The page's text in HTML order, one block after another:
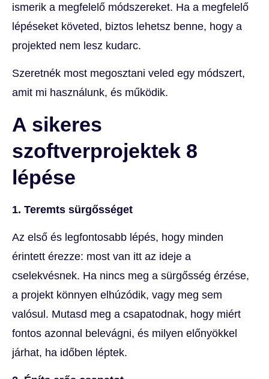
ismerik a megfelelő módszereket. Ha a megfelelő
lépéseket követed, biztos lehetsz benne, hogy a
projekted nem lesz kudarc.
Szeretnék most megosztani veled egy módszert,
amit mi használunk, és működik.
A sikeres
szoftverprojektek 8
lépése
1. Teremts sürgősséget
Az első és legfontosabb lépés, hogy minden
érintett érezze: most van itt az ideje a
cselekvésnek. Ha nincs meg a sürgősség érzése,
a projekt könnyen elhúzódik, vagy meg sem
valósul. Mutasd meg a csapatodnak, hogy miért
fontos azonnal belevágni, és milyen előnyökkel
járhat, ha időben léptek.